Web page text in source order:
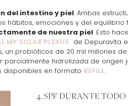
del intestino y piel. Ambas
hábitos, emociones y del equilibrio
de nuestra piel. Esto
MY SOLAR PLEXUS de Depuravita
probióticos de 20 mil millones
hidrolizada de origen
disponibles en formato REFILL.
4. SPF DURANTE